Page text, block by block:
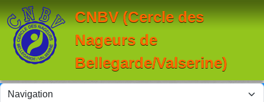
CNBV (Cercle des
Nageurs de
Bellegarde/Valserine)
Panneau de gestion des cookies